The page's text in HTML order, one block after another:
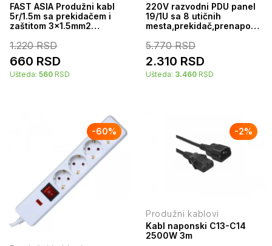
FAST ASIA Produžni kabl
5r/1.5m sa prekidačem i
zaštitom 3x1.5mm2
1.220RSD
660 RSD
Ušteda: 560 RSD
220V razvodni PDU panel
19/1U sa 8 utičnih
mesta,prekidač,prenaponska
5.770RSD
2.310 RSD
Ušteda: 3.460 RSD
-60% -2%
Produžni kablovi
Kabl naponski C13-C14
2500W 3m